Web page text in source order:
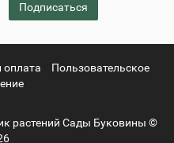
Подписаться
оплата
Пользовательское
растений Сады Буковины ©